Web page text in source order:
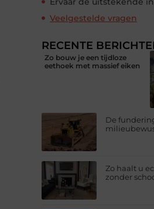
Veelgestelde vragen
RECENTE
Zo bouw je een tijdloze
eethoek met massief eiken
De
Zo haalt u
zonder